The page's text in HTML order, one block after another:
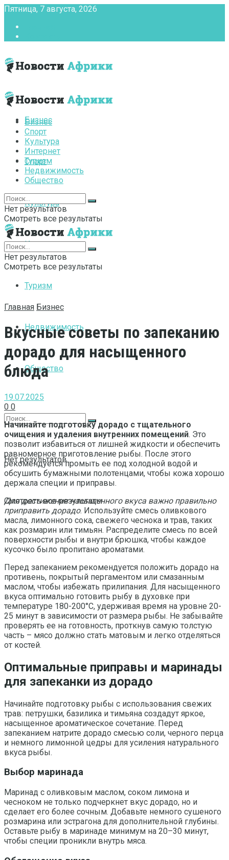
Пятница, 7 августа, 2026
Бизнес
Спорт
Культура
Интернет
Туризм
Недвижимость
Общество
Нет результатов
Смотреть все результаты
Бизнес
Спорт
Культура
Интернет
Туризм
Недвижимость
Общество
Нет результатов
Смотреть все результаты
Нет результатов
Смотреть все результаты
Главная Бизнес
Вкусные советы по запеканию
дорадо для насыщенного
блюда
19.07.2025
0 0
Начинайте подготовку дорадо с тщательного
очищения и удаления внутренних помещений. Это
позволит избавиться от лишней жидкости и обеспечить
равномерное приготовление рыбы. После этого
рекомендуется промыть ее под холодной водой и
обсушить бумажными полотенцами, чтобы кожа хорошо
держала специи и приправы.
Для достижения насыщенного вкуса важно правильно
приправить дорадо. Используйте смесь оливкового
масла, лимонного сока, свежего чеснока и трав, таких
как розмарин или тимьян. Распределите смесь по всей
поверхности рыбы и внутри брюшка, чтобы каждое
кусочко было пропитано ароматами.
Перед запеканием рекомендуется положить дорадо на
противень, покрытый пергаментом или смазанным
маслом, чтобы избежать прилипания. Для насыщенного
вкуса оптимально готовить рыбу в духовке при
температуре 180-200°С, удерживая время на уровне 20-
25 минут в зависимости от размера рыбы. Не забывайте
проверять ее на готовность, проткнув самую толстую
часть – мясо должно стать матовым и легко отделяться
от костей.
Оптимальные приправы и маринады
для запеканки из дорадо
Начинайте подготовку рыбы с использования свежих
трав: петрушки, базилика и тимьяна создадут яркое,
насыщенное ароматическое сочетание. Перед
запеканием натрите дорадо смесью соли, черного перца
и немного лимонной цедры для усиления натурального
вкуса рыбы.
Выбор маринада
Маринад с оливковым маслом, соком лимона и
чесноком не только подчеркнет вкус дорадо, но и
сделает его более сочным. Добавьте немного сушеного
розмарина или эстрагона для дополнительной глубины.
Оставьте рыбу в маринаде минимум на 20–30 минут,
чтобы специи проникли внутрь мяса.